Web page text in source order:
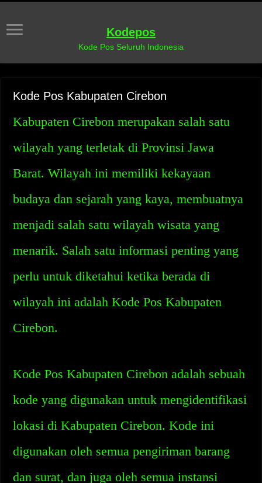
Kodepos
Kode Pos Seluruh Indonesia
Kode Pos Kabupaten Cirebon
Kabupaten Cirebon merupakan salah satu
wilayah yang terletak di Provinsi Jawa
Barat. Wilayah ini memiliki kekayaan
budaya dan sejarah yang kaya, membuatnya
menjadi salah satu wilayah wisata yang
menarik. Salah satu informasi penting yang
perlu untuk diketahui ketika berada di
wilayah ini adalah Kode Pos Kabupaten
Cirebon.
Kode Pos Kabupaten Cirebon adalah sebuah
kode yang digunakan untuk mengidentifikasi
lokasi di Kabupaten Cirebon. Kode ini
digunakan oleh semua pengiriman barang
dan surat, dan juga oleh semua instansi